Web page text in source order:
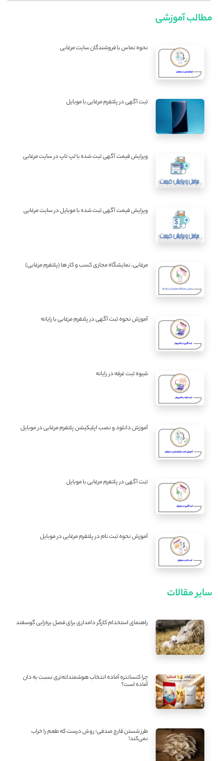
مطالب آموزشی
نحوه تماس با فروشندگان سایت مرغابی
ثبت آگهی در پلتفرم مرغابی با موبایل
ویرایش قیمت آگهی ثبت شده با لپ تاپ در سایت مرغابی
ویرایش قیمت آگهی ثبت شده با موبایل در سایت مرغابی
مرغابی، نمایشگاه مجازی کسب و کار ها (پلتفرم مرغابی)
آموزش نحوه ثبت آگهی در پلتفرم مرغابی با رایانه
شیوه ثبت غرفه در رایانه
آموزش دانلود و نصب اپلیکیشن پلتفرم مرغابی در موبایل
ثبت آگهی در پلتفرم مرغابی با موبایل
آموزش نحوه ثبت نام در پلتفرم مرغابی در موبایل
سایر مقالات
راهنمای استخدام کارگر دامداری برای فصل بره‌زایی گوسفند
چرا کنسانتره آماده انتخاب هوشمندانه‌تری نسبت به دان
آماده است؟
طرز شستن قارچ صدفی؛ روش درست که طعم را خراب
نمی‌کند!